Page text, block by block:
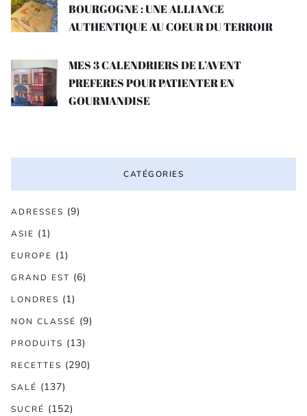
BOURGOGNE : UNE ALLIANCE
AUTHENTIQUE AU COEUR DU TERROIR
MES 3 CALENDRIERS DE L’AVENT
PREFERES POUR PATIENTER EN
GOURMANDISE
CATÉGORIES
ADRESSES (9)
ASIE (1)
EUROPE (1)
GRAND EST (6)
LONDRES (1)
NON CLASSÉ (9)
PRODUITS (13)
RECETTES (290)
SALÉ (137)
SUCRÉ (152)